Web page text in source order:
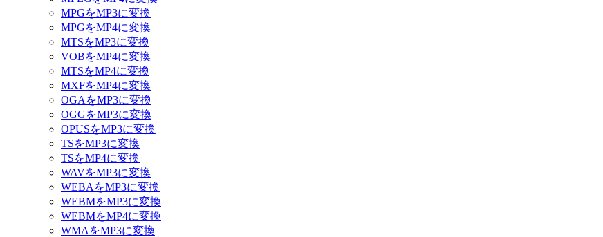
MPGをMP3に変換
MPGをMP4に変換
MTSをMP3に変換
VOBをMP4に変換
MTSをMP4に変換
MXFをMP4に変換
OGAをMP3に変換
OGGをMP3に変換
OPUSをMP3に変換
TSをMP3に変換
TSをMP4に変換
WAVをMP3に変換
WEBAをMP3に変換
WEBMをMP3に変換
WEBMをMP4に変換
WMAをMP3に変換